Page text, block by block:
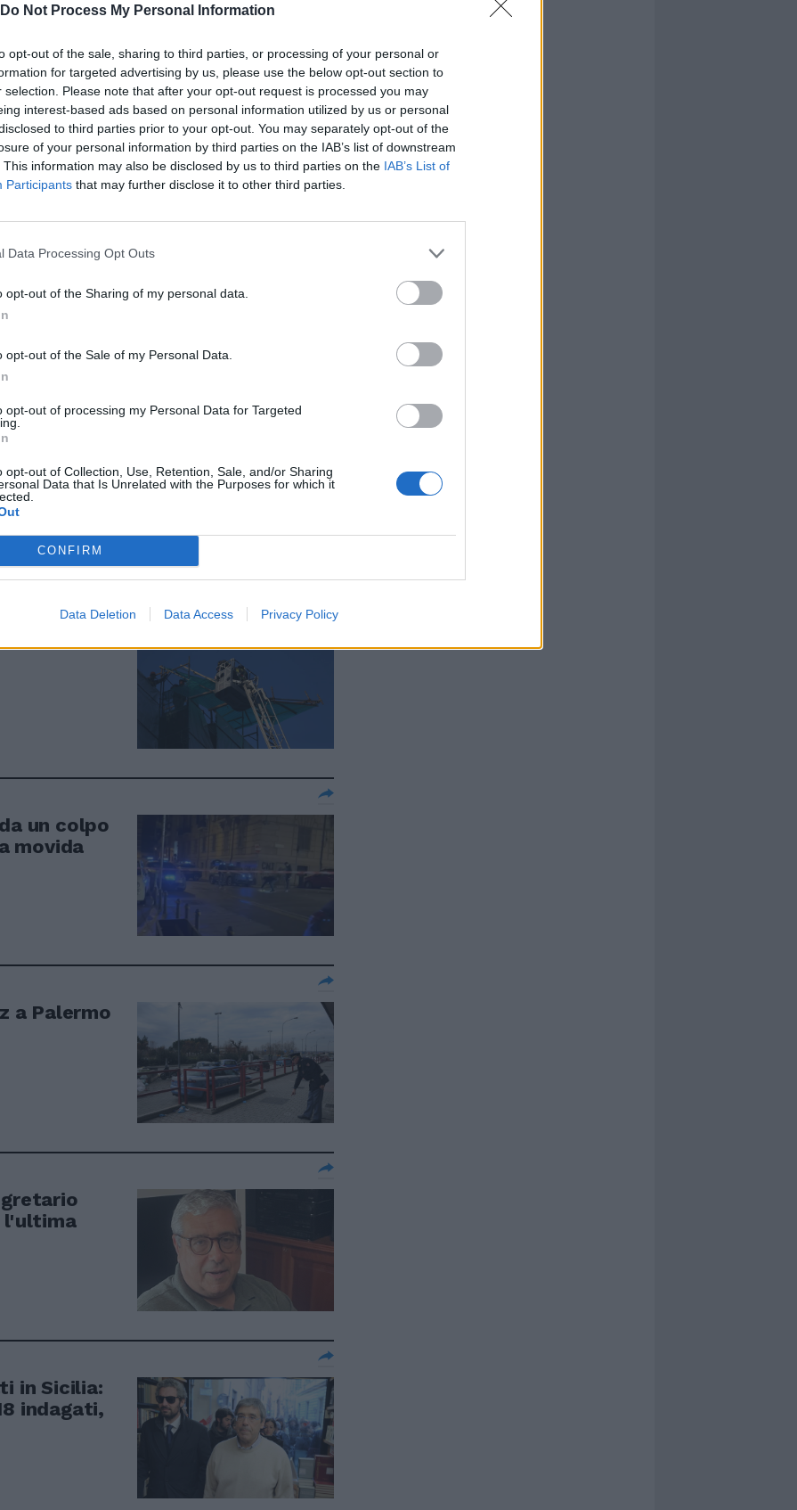
Do Not Process My Personal Information
opt-out of the sale, sharing to third parties, or processing of your personal or
for targeted advertising by us, please use the below opt-out section to
selection. Please note that after your opt-out request is processed you may
interest-based ads based on personal information utilized by us or personal
to third parties prior to your opt-out. You may separately opt-out of the
of your personal information by third parties on the IAB’s list of downstream
This information may also be disclosed by us to third parties on the IAB’s List of
Participants that may further disclose it to other third parties.
Data Processing Opt Outs
opt-out of the Sharing of my personal data.
opt-out of the Sale of my Personal Data.
opt-out of processing my Personal Data for Targeted
opt-out of Collection, Use, Retention, Sale, and/or Sharing
Data that Is Unrelated with the Purposes for which it
CONFIRM
Data Deletion Data Access Privacy Policy
e
di 10
sono già
due
Cos'è
un colpo
movida
a Palermo
l'ultima
in Sicilia:
indagati,